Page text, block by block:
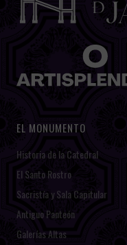
EL MONUMENTO
Historia de la Catedral
El Santo Rostro
Sacristía y Sala Capitular
Antiguo Panteón
Galerías Altas